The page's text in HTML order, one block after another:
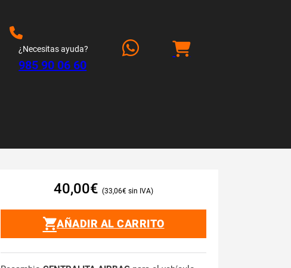
¿Necesitas ayuda?
985 90 06 60
40,00€ 33,06€
AÑADIR AL CARRITO